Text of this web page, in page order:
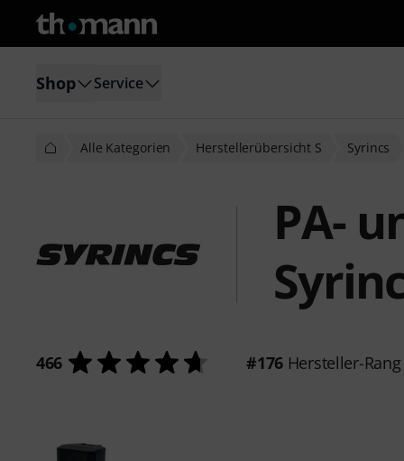
Shop Service
Alle Kategorien Herstellerübersicht S Syrincs
PA-
466 #176Hersteller-Rang